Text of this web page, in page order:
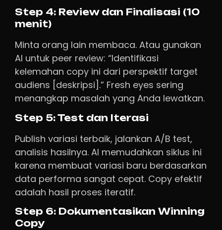
Step 4: Review dan Finalisasi (10
menit)
Minta orang lain membaca. Atau gunakan
AI untuk peer review: “Identifikasi
kelemahan copy ini dari perspektif target
audiens [deskripsi].” Fresh eyes sering
menangkap masalah yang Anda lewatkan.
Step 5: Test dan Iterasi
Publish variasi terbaik, jalankan A/B test,
analisis hasilnya. AI memudahkan siklus ini
karena membuat variasi baru berdasarkan
data performa sangat cepat. Copy efektif
adalah hasil proses iteratif.
Step 6: Dokumentasikan Winning
Copy